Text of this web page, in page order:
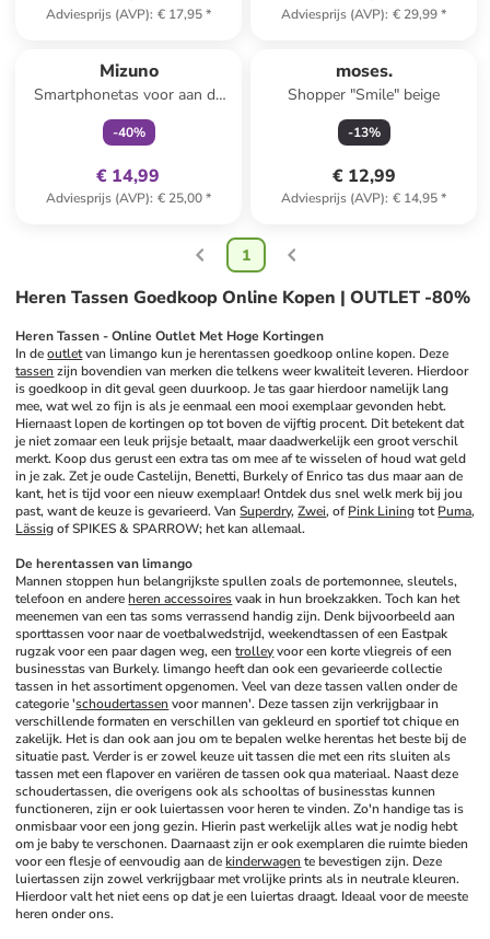
Adviesprijs (AVP): € 17,95* Adviesprijs (AVP): € 29,99*
Mizuno
Smartphonetas voor aan de
arm citroengroen/zwart -
(B)10 x (H)19 x (D)2 cm
-40%
€ 14,99
Adviesprijs (AVP): € 25,00*
moses.
Shopper "Smile" beige
-13%
€ 12,99
Adviesprijs (AVP): € 14,95*
1
Heren Tassen Goedkoop Online Kopen | OUTLET -80%
Heren Tassen - Online Outlet Met Hoge Kortingen
In de outlet
tassen zijn bovendien van merken die telkens weer kwaliteit leveren. Hierdoor
is goedkoop in dit geval geen duurkoop. Je tas gaar hierdoor namelijk lang
mee, wat wel zo fijn is als je eenmaal een mooi exemplaar gevonden hebt.
Hiernaast lopen de kortingen op tot boven de vijftig procent. Dit betekent dat
je niet zomaar een leuk prijsje betaalt, maar daadwerkelijk een groot verschil
merkt. Koop dus gerust een extra tas om mee af te wisselen of houd wat geld
in je zak. Zet je oude Castelijn, Benetti, Burkely of Enrico tas dus maar aan de
kant, het is tijd voor een nieuw exemplaar! Ontdek dus snel welk merk bij jou
past, want de keuze is gevarieerd. Van Superdry, Zwei, of Pink Lining tot Puma
Lässig of SPIKES & SPARROW; het kan allemaal.
De herentassen van limango
Mannen stoppen hun belangrijkste spullen zoals de portemonnee, sleutels,
telefoon en andere heren accessoires vaak in hun broekzakken. Toch kan het
meenemen van een tas soms verrassend handig zijn. Denk bijvoorbeeld aan
sporttassen voor naar de voetbalwedstrijd, weekendtassen of een Eastpak
rugzak voor een paar dagen weg, een trolley voor een korte vliegreis of een
businesstas van Burkely. limango heeft dan ook een gevarieerde collectie
tassen in het assortiment opgenomen. Veel van deze tassen vallen onder de
categorie 'schoudertassen voor mannen'. Deze tassen zijn verkrijgbaar in
verschillende formaten en verschillen van gekleurd en sportief tot chique en
zakelijk. Het is dan ook aan jou om te bepalen welke herentas het beste bij de
situatie past. Verder is er zowel keuze uit tassen die met een rits sluiten als
tassen met een flapover en variëren de tassen ook qua materiaal. Naast deze
schoudertassen, die overigens ook als schooltas of businesstas kunnen
functioneren, zijn er ook luiertassen voor heren te vinden. Zo'n handige tas is
onmisbaar voor een jong gezin. Hierin past werkelijk alles wat je nodig hebt
om je baby te verschonen. Daarnaast zijn er ook exemplaren die ruimte bieden
voor een flesje of eenvoudig aan de kinderwagen te bevestigen zijn. Deze
luiertassen zijn zowel verkrijgbaar met vrolijke prints als in neutrale kleuren.
Hierdoor valt het niet eens op dat je een luiertas draagt. Ideaal voor de meeste
heren onder ons.